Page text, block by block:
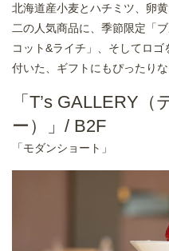
北海道産小麦とハチミツ、卵
二の人気商品に、季節限定「
コット&ライチ」、そしてロ
付いた、ギフトにもぴったり
「T’s GALLERY
ー）」/ B2F
「モダンショート」